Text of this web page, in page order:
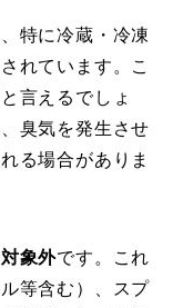
特に冷蔵・冷凍
れています。こ
言えるでしょ
臭気を発生させ
る場合がありま
象外です。これ
等含む）、スプ